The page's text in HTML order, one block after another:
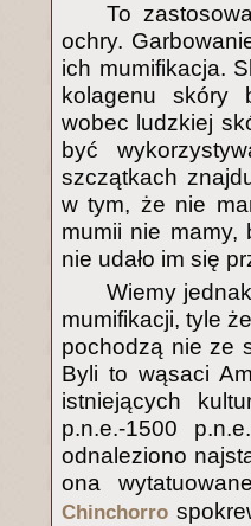
To
ochry.
ich mumifikacja.
kolagenu skóry
wobec ludzkiej
być
szczątkach
w tym, że nie
mumii nie mamy,
nie udało im się
Wiemy
mumifikacji, tyle
pochodzą nie ze
Byli to wąsaci
istniejących
p.n.e.-1500
odnaleziono
ona
Chinchorro